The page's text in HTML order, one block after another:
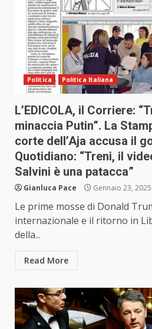
Politica Politica Italiana
L’EDICOLA, il Corriere:
minaccia Putin”. La
corte dell’Aja accusa il
Quotidiano: “Treni, il
Salvini è una patacca”
Gianluca Pace Gennaio 23, 2025
Le prime mosse di Donald
internazionale e il ritorno in
della...
Read More